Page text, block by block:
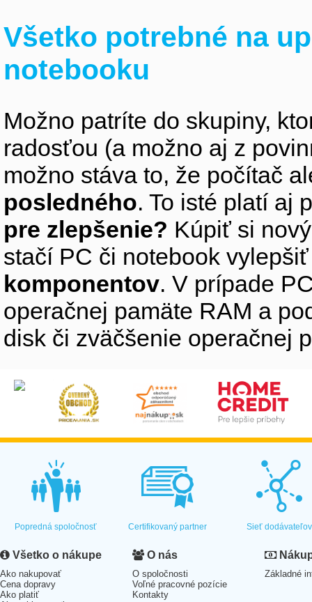
Všetko potrebné na
notebooku
Možno patríte do skupiny,
radosťou (a možno aj z
možno stáva to, že počítač
posledného. To isté platí aj
pre zlepšenie? Kúpiť si
stačí PC či notebook
komponentov. V prípade
operačnej pamäte RAM a
disk či zväčšenie operačnej
Popredná spoločnosť Certifikovaný partner Sieť dodávateľov
Všetko o nákupe
Ako nakupovať
Cena dopravy
Ako platiť
O nás
O spoločnosti
Voľné pracovné pozície
Kontakty
Základné